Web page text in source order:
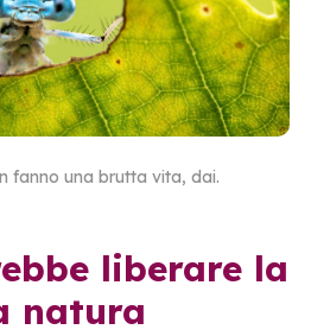
fanno una brutta vita, dai.
natura